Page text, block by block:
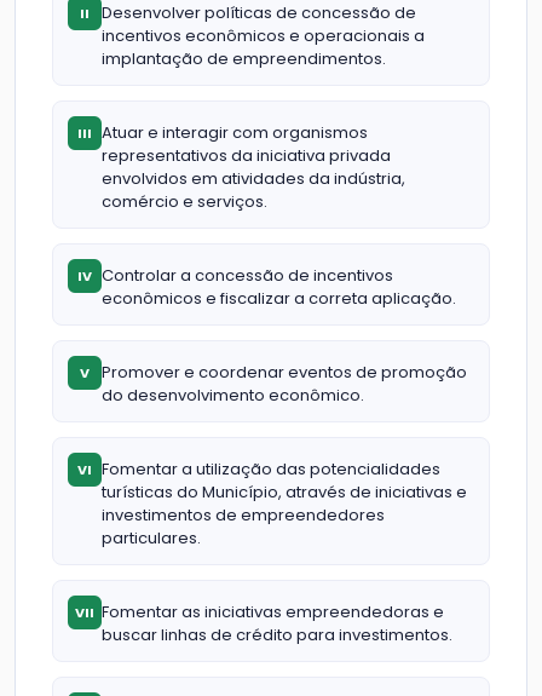
II
Desenvolver políticas de concessão de
incentivos econômicos e operacionais a
implantação de empreendimentos.
III Atuar e interagir com organismos
representativos da iniciativa privada
envolvidos em atividades da indústria,
comércio e serviços.
IV Controlar a concessão de incentivos
econômicos e fiscalizar a correta aplicação.
V
Promover e coordenar eventos de promoção
do desenvolvimento econômico.
VI Fomentar a utilização das potencialidades
turísticas do Município, através de iniciativas e
investimentos de empreendedores
particulares.
VII Fomentar as iniciativas empreendedoras e
buscar linhas de crédito para investimentos.